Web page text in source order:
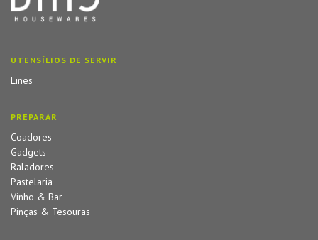
UTENSÍLIOS DE SERVIR
Lines
PREPARAR
Coadores
Gadgets
Raladores
Pastelaria
Vinho & Bar
Pinças & Tesouras